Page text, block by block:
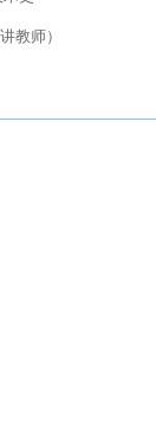
教师）